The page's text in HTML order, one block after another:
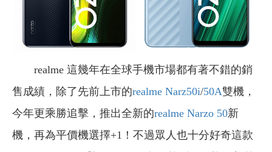
realme 這幾年在全球手機市場都有著不錯的銷
售成績，除了先前上市的realme Narz50i/50A雙機，
今年更乘勝追擊，推出全新的realme Narzo 50新
機，再為平價機選擇+1！不過眾人也十分好奇這款